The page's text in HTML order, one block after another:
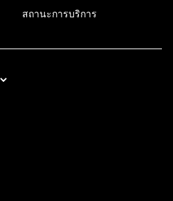
สถานะการบริการ